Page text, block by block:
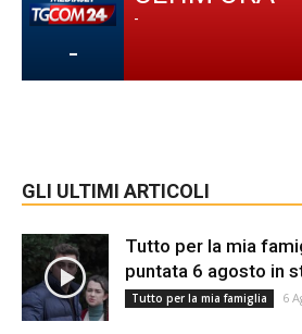
-
-
GLI ULTIMI ARTICOLI
Tutto per la mia
puntata 6 agosto in
Tutto per la mia famiglia 6